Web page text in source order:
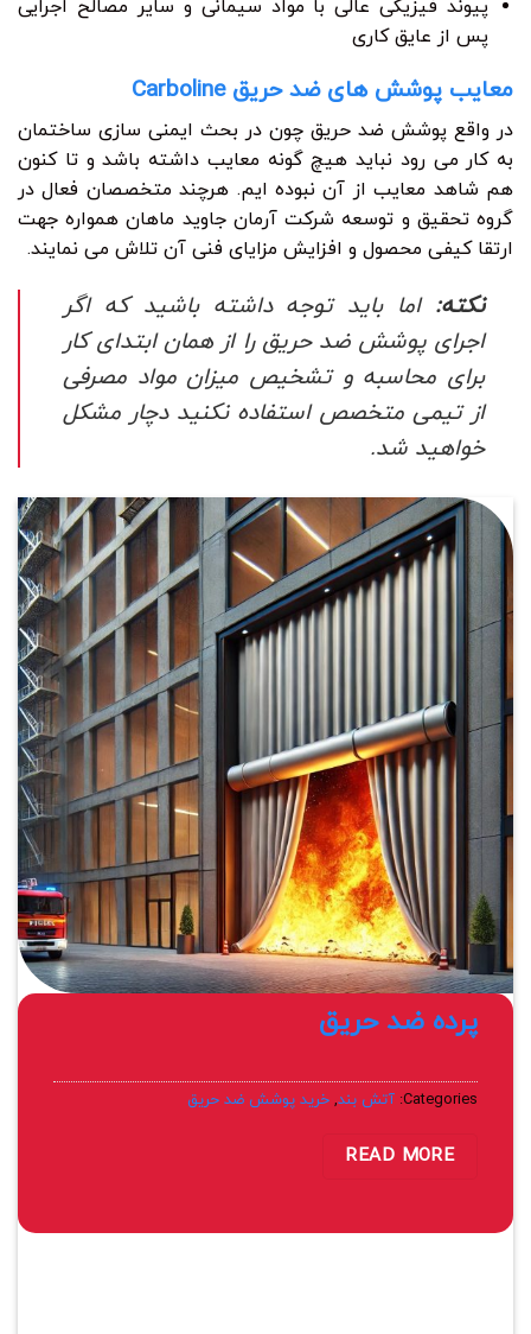
پیوند فیزیکی عالی با مواد سیمانی و سایر مصالح اجرایی
پس از عایق کاری
معایب پوشش های ضد حریق Carboline
در واقع پوشش ضد حریق چون در بحث ایمنی سازی ساختمان
به کار می رود نباید هیچ گونه معایب داشته باشد و تا کنون
هم شاهد معایب از آن نبوده ایم. هرچند متخصصان فعال در
گروه تحقیق و توسعه شرکت آرمان جاوید ماهان همواره جهت
ارتقا کیفی محصول و افزایش مزایای فنی آن تلاش می نمایند.
نکته: اما باید توجه داشته باشید که اگر
اجرای پوشش ضد حریق را از همان ابتدای کار
برای محاسبه و تشخیص میزان مواد مصرفی
از تیمی متخصص استفاده نکنید دچار مشکل
خواهید شد.
پرده ضد حریق
Categories: آتش بند, خرید پوشش ضد حریق
READ MORE